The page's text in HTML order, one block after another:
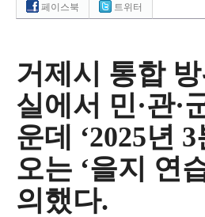
페이스북 트위터
거제시 통합
실에서 민·관·
운데 ‘2025년 3
오는 ‘을지 연
의했다.